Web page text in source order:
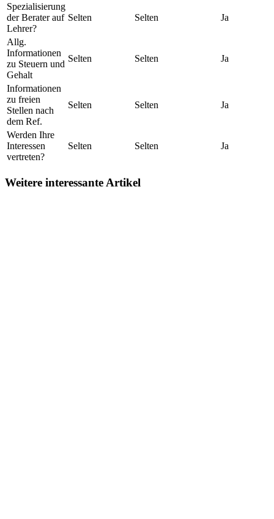
Spezialisierung
der Berater auf
Lehrer?
Selten Selten Ja
Allg.
Informationen
zu Steuern und
Gehalt
Selten Selten Ja
Informationen
zu freien
Stellen nach
dem Ref.
Selten Selten Ja
Werden Ihre
Interessen
vertreten?
Selten Selten Ja
Weitere interessante Artikel